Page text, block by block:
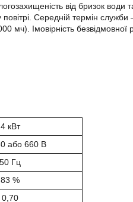
від бризок води
Середній термін
мч). Імовірність безвідмовної
4 кВт
або 660 В
50 Гц
83 %
0,70